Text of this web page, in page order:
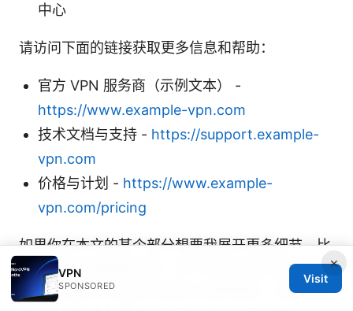
中心
请访问下面的链接获取更多信息和帮助：
官方 VPN 服务商（示例文本） -
https://www.example-vpn.com
技术文档与支持 - https://support.example-
vpn.com
价格与计划 - https://www.example-
vpn.com/pricing
如果你在本文的某个部分想要我展开更多细节，比
如具体的安装截图步骤、某个操作系统的逐步视频
脚本，或是针对特定场景的分流配置表，请告诉我
×
VPN
SPONSORED
Visit